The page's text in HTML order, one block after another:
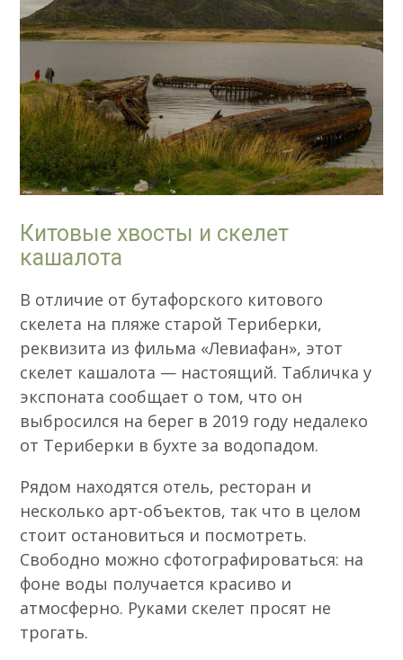
Китовые хвосты и скелет
кашалота
В отличие от бутафорского китового
скелета на пляже старой Териберки,
реквизита из фильма «Левиафан», этот
скелет кашалота — настоящий. Табличка у
экспоната сообщает о том, что он
выбросился на берег в 2019 году недалеко
от Териберки в бухте за водопадом.
Рядом находятся отель, ресторан и
несколько арт-объектов, так что в целом
стоит остановиться и посмотреть.
Свободно можно сфотографироваться: на
фоне воды получается красиво и
атмосферно. Руками скелет просят не
трогать.